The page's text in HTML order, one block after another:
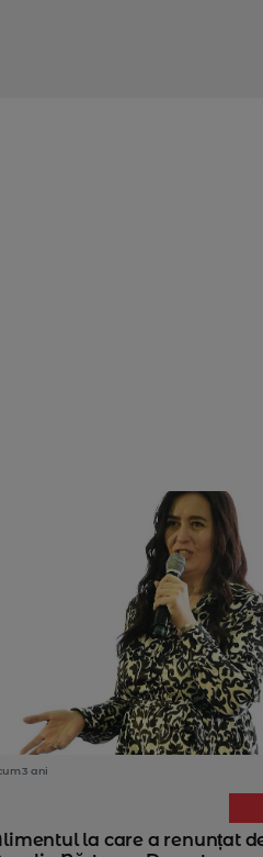
3 ani
la care a renunțat